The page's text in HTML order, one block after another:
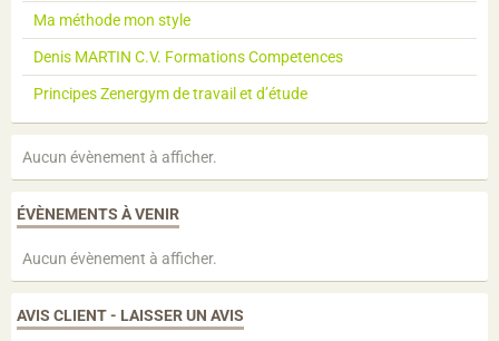
Ma méthode mon style
Denis MARTIN C.V. Formations Competences
Principes Zenergym de travail et d’étude
Aucun évènement à afficher.
ÉVÈNEMENTS À VENIR
Aucun évènement à afficher.
AVIS CLIENT - LAISSER UN AVIS